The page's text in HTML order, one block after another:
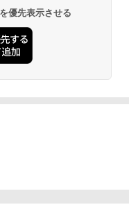
優先表示させる